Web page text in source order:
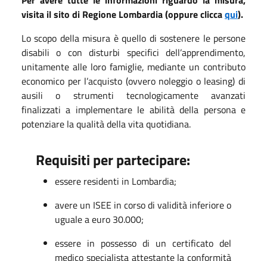
visita il sito di Regione Lombardia (oppure cliccaqui).
Lo scopo della misura è quello di sostenere le persone
disabili o con disturbi specifici dell’apprendimento,
unitamente alle loro famiglie, mediante un contributo
economico per l’acquisto (ovvero noleggio o leasing) di
ausili o strumenti tecnologicamente avanzati
finalizzati a implementare le abilità della persona e
potenziare la qualità della vita quotidiana.
Requisiti per partecipare:
essere residenti in Lombardia;
avere un ISEE in corso di validità inferiore o
uguale a euro 30.000;
essere in possesso di un certificato del
medico specialista attestante la conformità